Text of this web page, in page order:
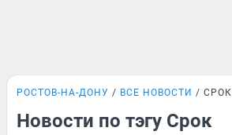
РОСТОВ-НА-ДОНУ ВСЕ НОВОСТИ СРОК
Новости по тэгу Срок